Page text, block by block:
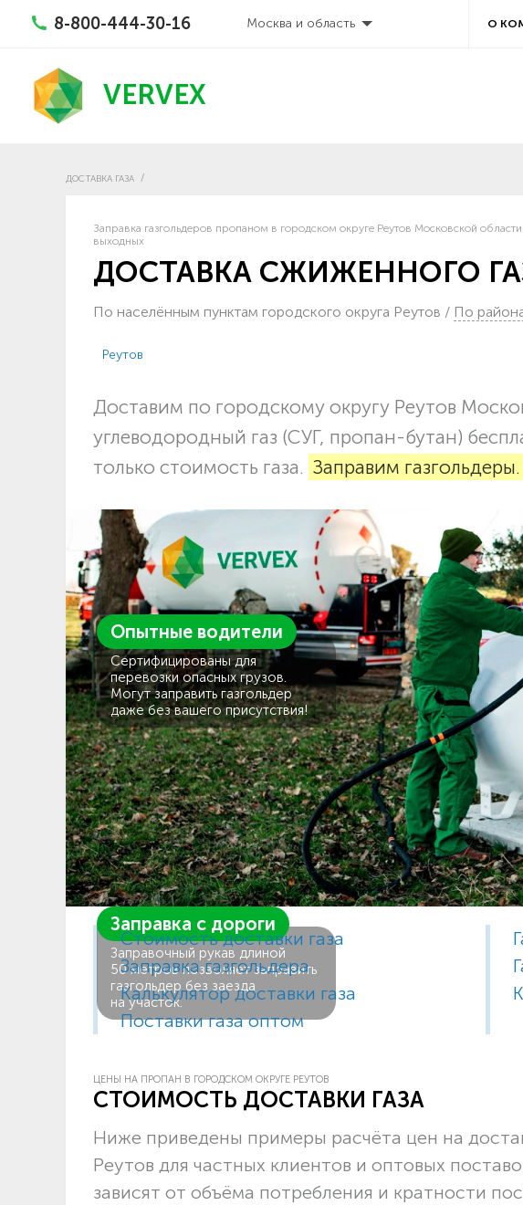
8-800-444-30-16 Москва и область О
VERVEX
ДОСТАВКА ГАЗА
ДОСТАВКА СЖИЖЕННОГО
Заправка газгольдеров пропаном в городском округе Реутов Московской
выходных
По населённым пунктам городского округа Реутов / По
Реутов
Доставим по городскому округу Реутов
углеводородный газ (СУГ, пропан-бутан)
только стоимость газа. Заправим газгольдеры.
Опытные водители
Сертифицированы для
перевозки опасных грузов.
Могут заправить газгольдер
даже без вашего присутствия!
Заправка с дороги
Заправочный рукав длиной
50 метров позволяет заправить
газгольдер без заезда
на участок.
Стоимость доставки газа
Заправка газгольдера
Калькулятор доставки газа
Поставки газа оптом
ЦЕНЫ НА ПРОПАН В ГОРОДСКОМ ОКРУГЕ РЕУТОВ
СТОИМОСТЬ ДОСТАВКИ ГАЗА
Ниже приведены примеры расчёта цен на
Реутов для частных клиентов и оптовых
зависят от объёма потребления и кратности